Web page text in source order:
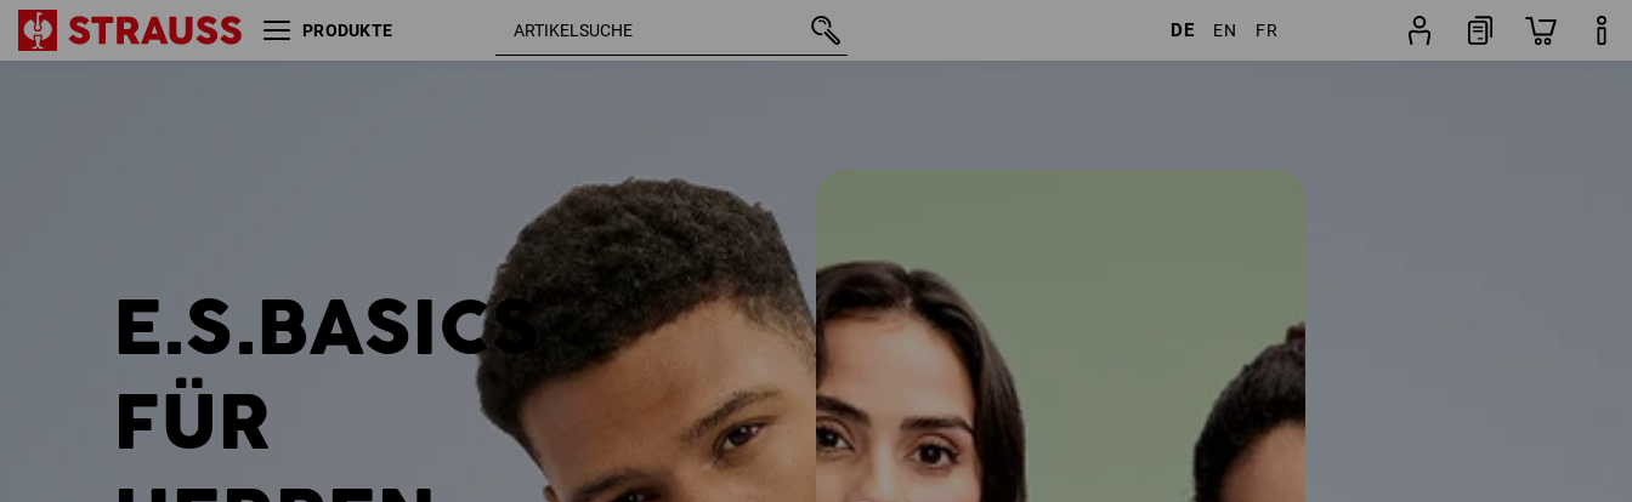
PRODUKTE DE EN FR
E.S.BASICS
FÜR